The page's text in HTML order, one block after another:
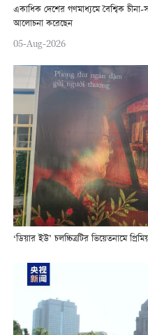
একাধিক দেশের গণমাধ্যমে বৈশ্বিক চীনা-
আলোচনা করেছেন
05-Aug-2026
‘ডিয়ার ইউ’ চলচ্চিত্রটির ভিয়েতনামে